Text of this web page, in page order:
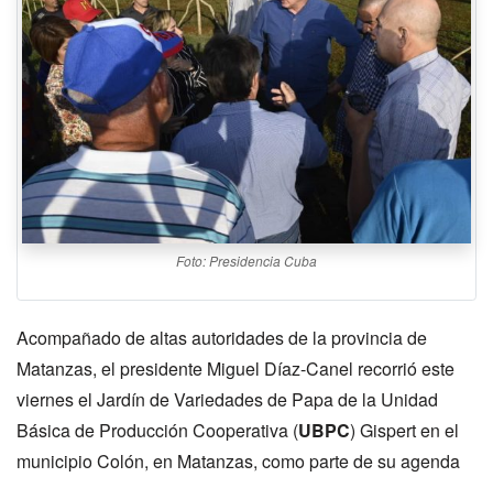
Foto: Presidencia Cuba
Acompañado de altas autoridades de la provincia de
Matanzas, el presidente Miguel Díaz-Canel recorrió este
viernes el Jardín de Variedades de Papa de la Unidad
Básica de Producción Cooperativa (UBPC) Gispert en el
municipio Colón, en Matanzas, como parte de su agenda